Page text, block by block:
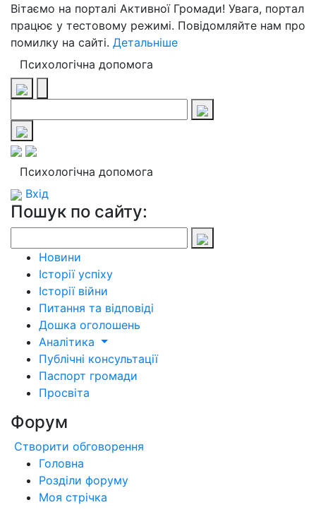
Вітаємо на порталі Активної Громади! Увага, портал
працює у тестовому режимі. Повідомляйте нам про
помилку на сайті. Детальніше
Психологічна допомога
Психологічна допомога
Вхід
Пошук по сайту:
Новини
Історії успіху
Історії війни
Питання та відповіді
Дошка оголошень
Аналітика
Публічні консультації
Паспорт громади
Просвіта
Форум
Створити обговорення
Головна
Розділи форуму
Моя стрічка